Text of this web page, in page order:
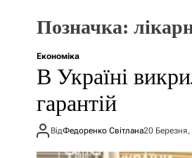
Позначка:
Економіка
В Україні
гарантій
ВідФедоренко Світлана20